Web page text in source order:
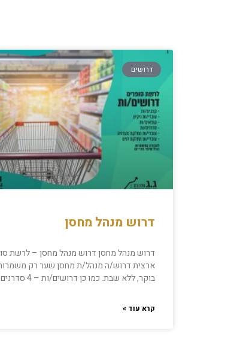
דרושים
דרוש מנהל מחסן
דרוש מנהל מחסן דרוש מנהל מחסן – ​לרשת
ארצית דרוש/ה מנהל/ת מחסן שער רק
בוקר, ללא שבת.​ כמו כן דרושים/ות – ​4 סדרנים1
קרא עוד »